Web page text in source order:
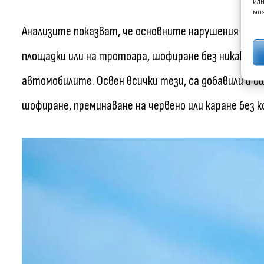
Анализите показват, че основните нарушения са
площадки или на тротоара, шофиране без никакви
автомобилите. Освен всички тези, са добавили и
шофиране, преминаване на червено или каране без